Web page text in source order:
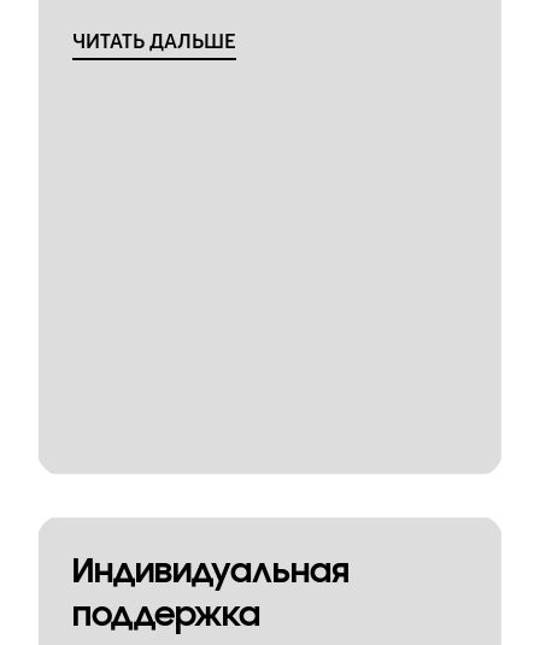
ЧИТАТЬ ДАЛЬШЕ
Индивидуальная
поддержка